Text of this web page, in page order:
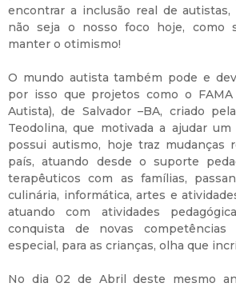
encontrar a inclusão real de
não seja o nosso foco hoje, como
manter o otimismo!
O mundo autista também pode e
por isso que projetos como o FAMA
Autista), de Salvador –BA, criado
Teodolina, que motivada a ajudar
possui autismo, hoje traz mudanças
país, atuando desde o suporte
terapêuticos com as famílias,
culinária, informática, artes e
atuando com atividades
conquista de novas competências
especial, para as crianças, olha que
No dia 02 de Abril deste mesmo